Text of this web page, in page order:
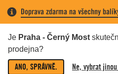
Doprava zdarma na všechny
Je Praha - Černý Most
prodejna?
ANO, SPRÁVNĚ. Ne, vybrat